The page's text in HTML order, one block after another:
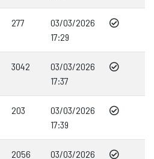
277
03/03/2026
17:29
3042
03/03/2026
17:37
203
03/03/2026
17:39
2056 03/03/2026